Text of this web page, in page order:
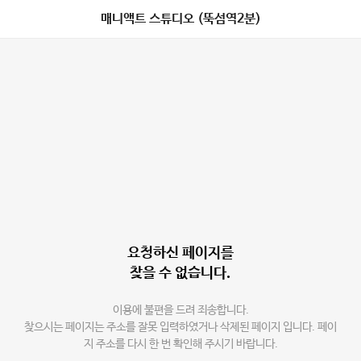
매니액트 스튜디오 (뚝섬역2분)
요청하신 페이지를
찾을 수 없습니다.
이용에 불편을 드려 죄송합니다.
찾으시는 페이지는 주소를 잘못 입력하였거나 삭제된 페이지 입니다. 페이
지 주소를 다시 한 번 확인해 주시기 바랍니다.